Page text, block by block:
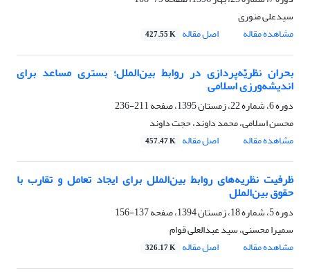
سیدعلی منوری
مشاهده مقاله
اصل مقاله 427.55 K
بحران نظریّه‌پردازی در روابط بین‌الملل؛ بستری مساعد برای
اندیشه‌ورزی اسلامی
دوره 6، شماره 22، زمستان 1395، صفحه
211-236
محسن اسلامی، محمد داوند، حجت داوند
مشاهده مقاله
اصل مقاله 457.47 K
ظرفیت نظریه‌های روابط بین‌الملل برای ایجاد تعامل و تقارب با
حقوق بین‌الملل
دوره 5، شماره 18، زمستان 1394، صفحه
137-156
سمیرا محسنی، سید عبدالعلی قوام
مشاهده مقاله
اصل مقاله 326.17 K